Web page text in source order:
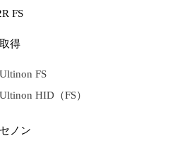
FS
得
Ultinon FS
Ultinon HID（FS）
ノン